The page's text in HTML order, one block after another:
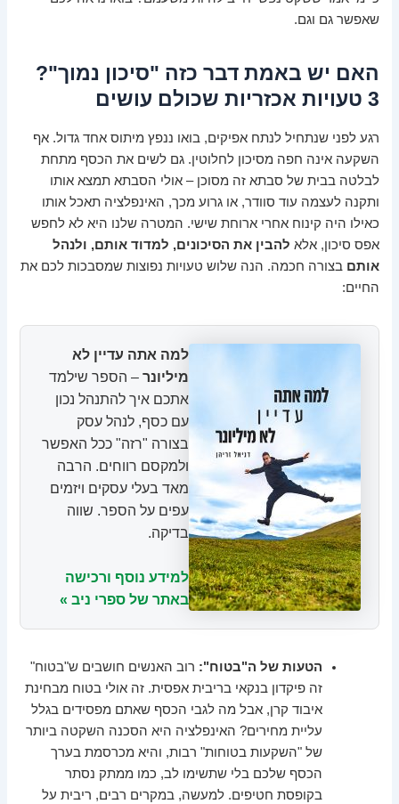
שאפשר גם וגם.
האם יש באמת דבר כזה "סיכון נמוך"?
3 טעויות אכזריות שכולם עושים
רגע לפני שנתחיל לנתח אפיקים, בואו ננפץ מיתוס אחד גדול. אף
השקעה אינה חפה מסיכון לחלוטין. גם לשים את הכסף מתחת
לבלטה בבית של סבתא זה מסוכן – אולי הסבתא תמצא אותו
ותקנה לעצמה עוד סוודר, או גרוע מכך, האינפלציה תאכל אותו
כאילו היה קינוח אחרי ארוחת שישי. המטרה שלנו היא לא לחפש
אפס סיכון, אלא להבין את הסיכונים, למדוד אותם, ולנהל
אותם בצורה חכמה. הנה שלוש טעויות נפוצות שמסבכות לכם את
החיים:
למה אתה עדיין לא
מיליונר – הספר שילמד
אתכם איך להתנהל נכון
עם כסף, לנהל עסק
בצורה "רזה" ככל האפשר
ולמקסם רווחים. הרבה
מאד בעלי עסקים ויזמים
עפים על הספר. שווה
בדיקה.
למידע נוסף ורכישה
באתר של ספרי ניב »
הטעות של ה"בטוח": רוב האנשים חושבים ש"בטוח"
זה פיקדון בנקאי בריבית אפסית. זה אולי בטוח מבחינת
איבוד קרן, אבל מה לגבי הכסף שאתם מפסידים בגלל
עליית מחירים? האינפלציה היא הסכנה השקטה ביותר
של "השקעות בטוחות" רבות, והיא מכרסמת בערך
הכסף שלכם בלי שתשימו לב, כמו ממתק נסתר
בקופסת חטיפים. למעשה, במקרים רבים, ריבית על